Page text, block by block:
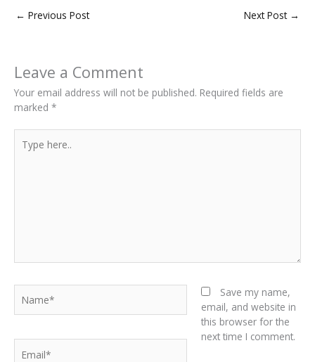
← Previous Post Next Post →
Leave a Comment
Your email address will not be published. Required fields are
marked *
here..
Save my name,
email, and website in
this browser for the
next time I comment.